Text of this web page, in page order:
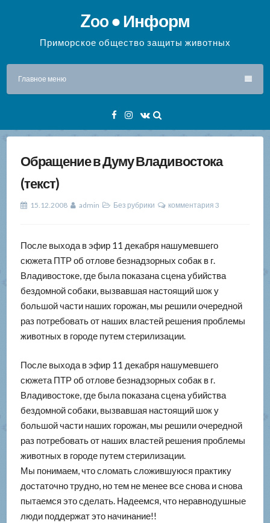
содержимому
Zoo ● Информ
Приморское общество защиты животных
Главное меню
Facebook
Instagram
VK
Обращение в Думу Владивостока
(текст)
15.12.2008 admin Без рубрики комментария 3
После выхода в эфир 11 декабря нашумевшего
сюжета ПТР об отлове безнадзорных собак в г.
Владивостоке, где была показана сцена убийства
бездомной собаки, вызвавшая настоящий шок у
большой части наших горожан, мы решили очередной
раз потребовать от наших властей решения проблемы
животных в городе путем стерилизации.
После выхода в эфир 11 декабря нашумевшего
сюжета ПТР об отлове безнадзорных собак в г.
Владивостоке, где была показана сцена убийства
бездомной собаки, вызвавшая настоящий шок у
большой части наших горожан, мы решили очередной
раз потребовать от наших властей решения проблемы
животных в городе путем стерилизации.
Мы понимаем, что сломать сложившуюся практику
достаточно трудно, но тем не менее все снова и снова
пытаемся это сделать. Надеемся, что неравнодушные
люди поддержат это начинание!!